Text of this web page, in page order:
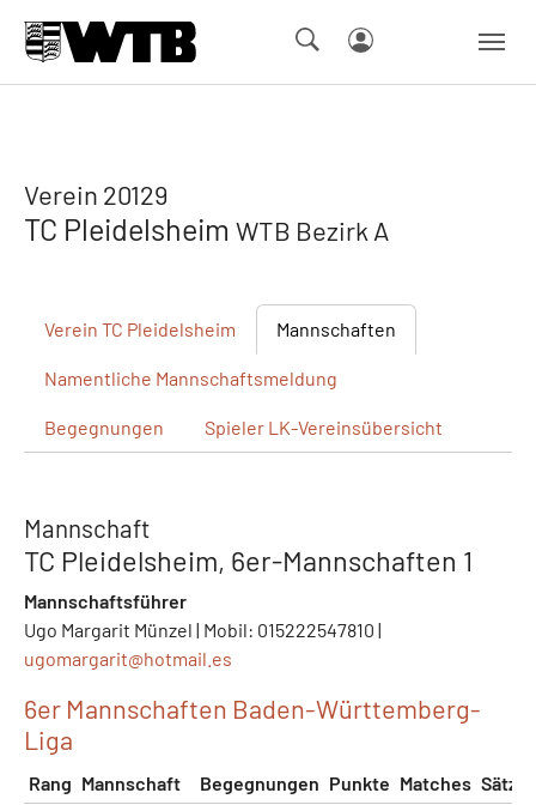
Verein 20129
TC Pleidelsheim WTB Bezirk A
Verein TC Pleidelsheim Mannschaften
Namentliche Mannschaftsmeldung
Begegnungen Spieler LK-Vereinsübersicht
Mannschaft
TC Pleidelsheim, 6er-Mannschaften 1
Mannschaftsführer
Ugo Margarit Münzel | Mobil: 015222547810 |
ugomargarit@hotmail.es
6er Mannschaften Baden-Württemberg-
Liga
Rang Mannschaft Begegnungen Punkte Matches Sätze